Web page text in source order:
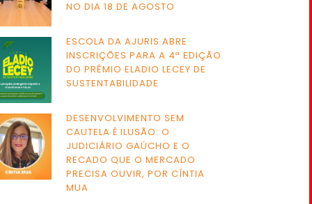
NO DIA 18 DE AGOSTO
ESCOLA DA AJURIS ABRE
INSCRIÇÕES PARA A 4ª EDIÇÃO
DO PRÊMIO ELADIO LECEY DE
SUSTENTABILIDADE
DESENVOLVIMENTO SEM
CAUTELA É ILUSÃO: O
JUDICIÁRIO GAÚCHO E O
RECADO QUE O MERCADO
PRECISA OUVIR, POR CÍNTIA
MUA